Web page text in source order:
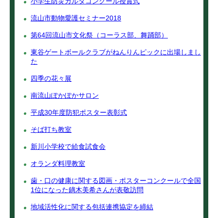
流山市動物愛護セミナー2018
第64回流山市文化祭（コーラス部、舞踊部）
東谷ゲートボールクラブがねんりんピックに出場しまし
た
四季の花々展
南流山ぽかぽかサロン
平成30年度防犯ポスター表彰式
そば打ち教室
新川小学校で給食試食会
オランダ料理教室
歯・口の健康に関する図画・ポスターコンクールで全国
1位になった鏑木美希さんが表敬訪問
地域活性化に関する包括連携協定を締結